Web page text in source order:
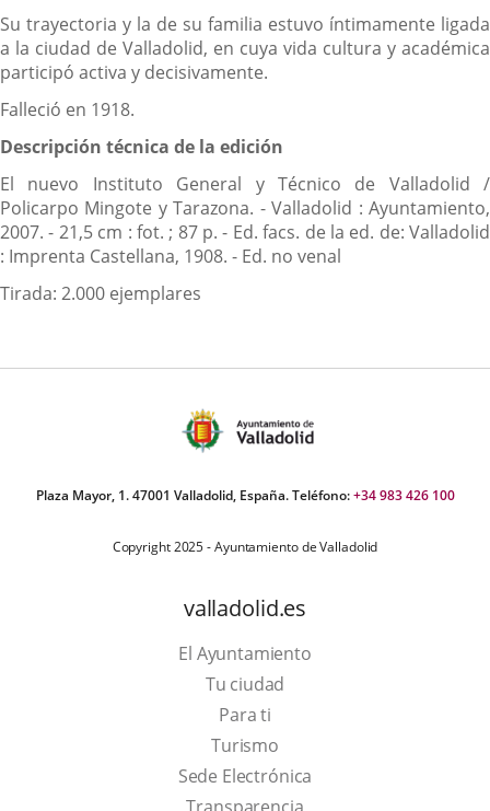
Su trayectoria y la de su familia estuvo íntimamente ligada
a la ciudad de Valladolid, en cuya vida cultura y académica
participó activa y decisivamente.
Falleció en 1918.
Descripción técnica de la edición
El nuevo Instituto General y Técnico de Valladolid /
Policarpo Mingote y Tarazona. - Valladolid : Ayuntamiento,
2007. - 21,5 cm : fot. ; 87 p. - Ed. facs. de la ed. de: Valladolid
: Imprenta Castellana, 1908. - Ed. no venal
Tirada: 2.000 ejemplares
Plaza Mayor, 1. 47001 Valladolid, España. Teléfono:+34 983 426 100
Copyright 2025 - Ayuntamiento de Valladolid
valladolid.es
El Ayuntamiento
Tu ciudad
Para ti
TurismoThis
link
will
Sede Electrónica